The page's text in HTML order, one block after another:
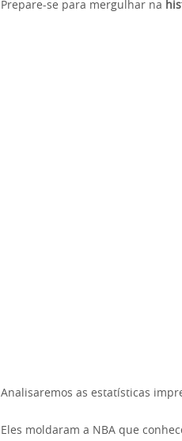
Prepare-se para mergulhar na
Analisaremos as estatísticas
Eles moldaram a NBA que